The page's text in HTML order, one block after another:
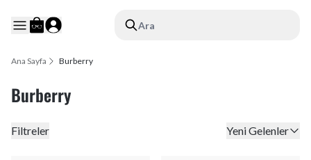
Ara
Ana Sayfa Burberry
Burberry
Filtreler Yeni Gelenler